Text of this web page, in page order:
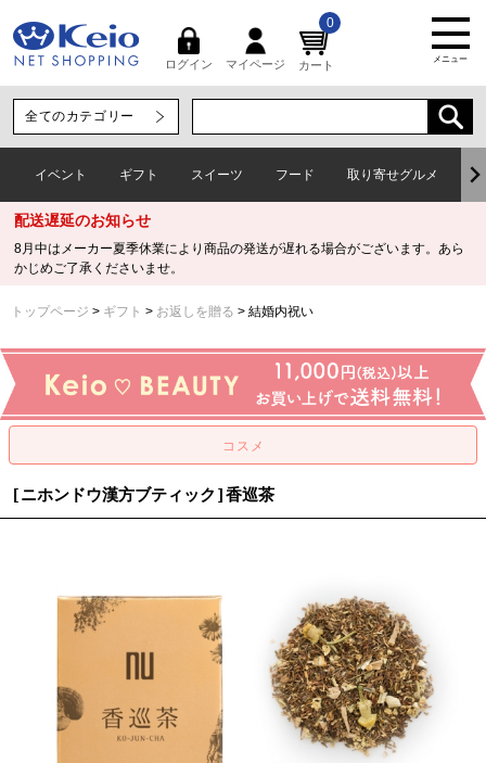
ログイン マイページ カート
0
メニュー
イベント ギフト スイーツ フード 取り寄せグルメ
配送遅延のお知らせ
8月中はメーカー夏季休業により商品の発送が遅れる場合がございます。あら
かじめご了承くださいませ。
トップページ ギフト お返しを贈る 結婚内祝い
[ニホンドウ漢方ブティック]香巡茶